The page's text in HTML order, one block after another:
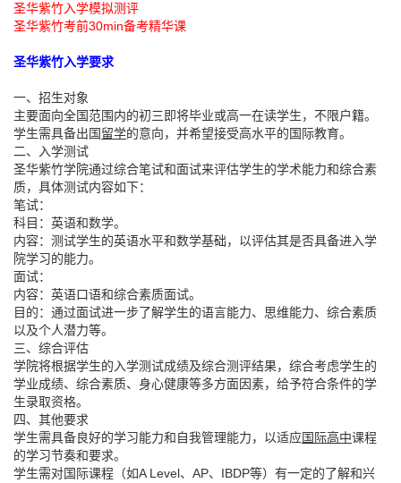
圣华紫竹入学模拟测评
圣华紫竹考前30min备考精华课
圣华紫竹入学要求
一、招生对象
主要面向全国范围内的初三即将毕业或高一在读学生，不限户籍。
学生需具备出国留学的意向，并希望接受高水平的国际教育。
二、入学测试
圣华紫竹学院通过综合笔试和面试来评估学生的学术能力和综合素
质，具体测试内容如下：
笔试：
科目：英语和数学。
内容：测试学生的英语水平和数学基础，以评估其是否具备进入学
院学习的能力。
面试：
内容：英语口语和综合素质面试。
目的：通过面试进一步了解学生的语言能力、思维能力、综合素质
以及个人潜力等。
三、综合评估
学院将根据学生的入学测试成绩及综合测评结果，综合考虑学生的
学业成绩、综合素质、身心健康等多方面因素，给予符合条件的学
生录取资格。
四、其他要求
学生需具备良好的学习能力和自我管理能力，以适应国际高中课程
的学习节奏和要求。
学生需对国际课程（如A Level、AP、IBDP等）有一定的了解和兴